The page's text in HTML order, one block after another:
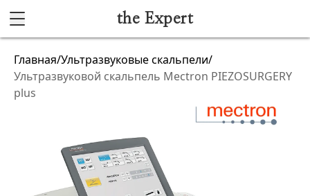
the Expert
Акушерство и гинекология
Гибкая эндоскопия
Лучевая диагностика
Главная/Ультразвуковые скальпели/
Ультразвуковой скальпель Mectron PIEZOSURGERY
plus